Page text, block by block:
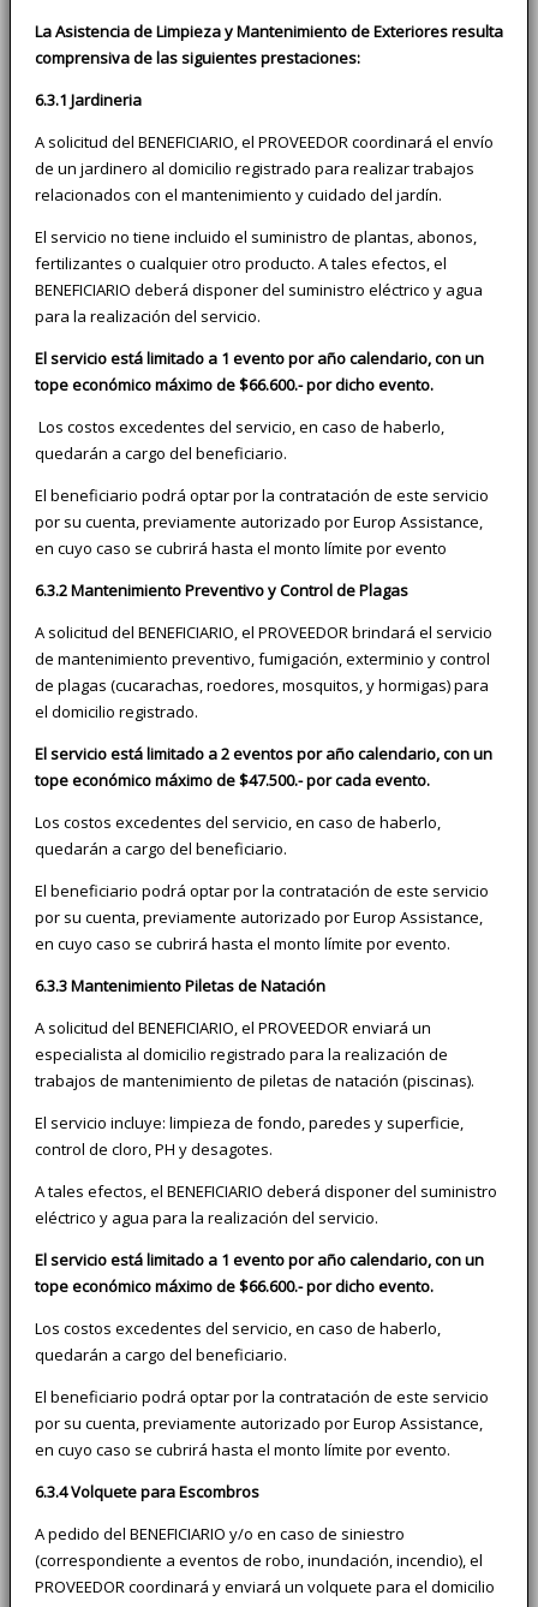
La Asistencia de Limpieza y Mantenimiento de Exteriores resulta
comprensiva de las siguientes prestaciones:
6.3.1 Jardineria
A solicitud del BENEFICIARIO, el PROVEEDOR coordinará el envío
de un jardinero al domicilio registrado para realizar trabajos
relacionados con el mantenimiento y cuidado del jardín.
El servicio no tiene incluido el suministro de plantas, abonos,
fertilizantes o cualquier otro producto. A tales efectos, el
BENEFICIARIO deberá disponer del suministro eléctrico y agua
para la realización del servicio.
El servicio está limitado a 1 evento por año calendario, con un
tope económico máximo de $66.600.- por dicho evento.
Los costos excedentes del servicio, en caso de haberlo,
quedarán a cargo del beneficiario.
El beneficiario podrá optar por la contratación de este servicio
por su cuenta, previamente autorizado por Europ Assistance,
en cuyo caso se cubrirá hasta el monto límite por evento
6.3.2 Mantenimiento Preventivo y Control de Plagas
A solicitud del BENEFICIARIO, el PROVEEDOR brindará el servicio
de mantenimiento preventivo, fumigación, exterminio y control
de plagas (cucarachas, roedores, mosquitos, y hormigas) para
el domicilio registrado.
El servicio está limitado a 2 eventos por año calendario, con un
tope económico máximo de $47.500.- por cada evento.
Los costos excedentes del servicio, en caso de haberlo,
quedarán a cargo del beneficiario.
El beneficiario podrá optar por la contratación de este servicio
por su cuenta, previamente autorizado por Europ Assistance,
en cuyo caso se cubrirá hasta el monto límite por evento.
6.3.3 Mantenimiento Piletas de Natación
A solicitud del BENEFICIARIO, el PROVEEDOR enviará un
especialista al domicilio registrado para la realización de
trabajos de mantenimiento de piletas de natación (piscinas).
El servicio incluye: limpieza de fondo, paredes y superficie,
control de cloro, PH y desagotes.
A tales efectos, el BENEFICIARIO deberá disponer del suministro
eléctrico y agua para la realización del servicio.
El servicio está limitado a 1 evento por año calendario, con un
tope económico máximo de $66.600.- por dicho evento.
Los costos excedentes del servicio, en caso de haberlo,
quedarán a cargo del beneficiario.
El beneficiario podrá optar por la contratación de este servicio
por su cuenta, previamente autorizado por Europ Assistance,
en cuyo caso se cubrirá hasta el monto límite por evento.
6.3.4 Volquete para Escombros
A pedido del BENEFICIARIO y/o en caso de siniestro
(correspondiente a eventos de robo, inundación, incendio), el
PROVEEDOR coordinará y enviará un volquete para el domicilio